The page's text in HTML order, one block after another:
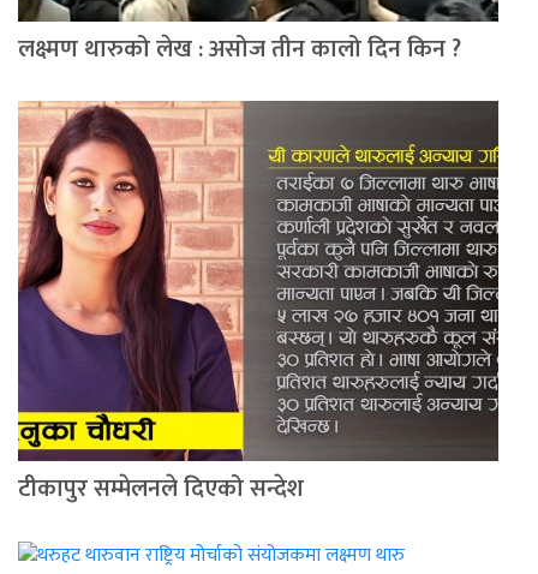
लक्ष्मण थारुको लेख : असोज तीन कालो दिन किन ?
टीकापुर सम्मेलनले दिएको सन्देश